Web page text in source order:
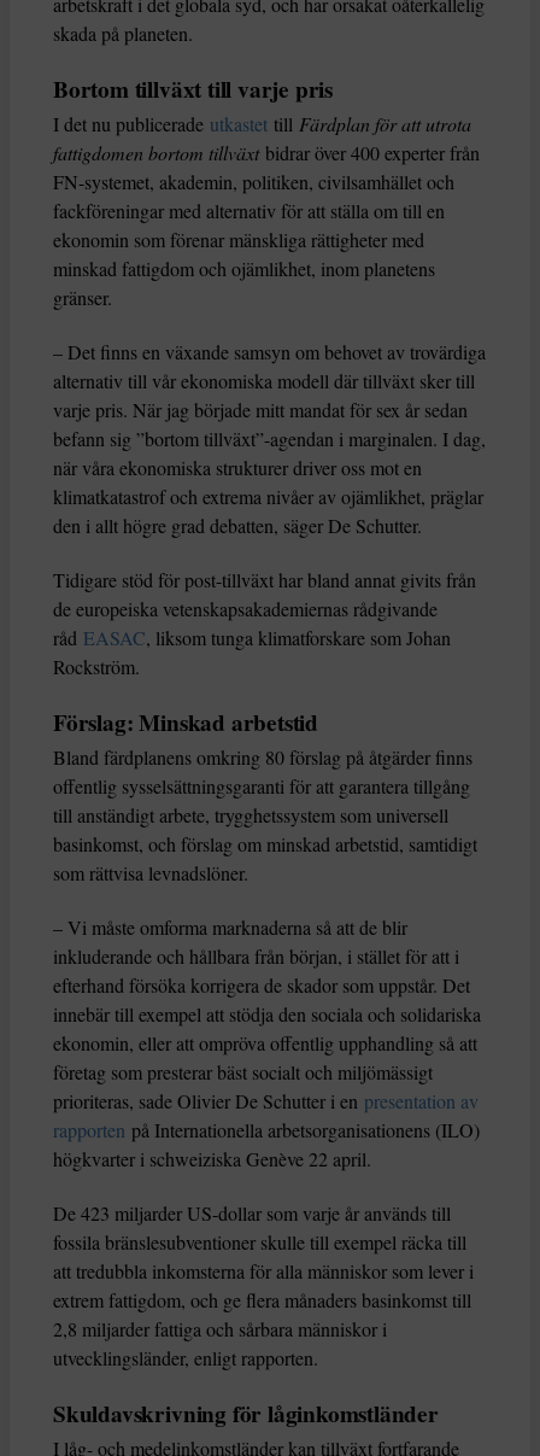
skada på planeten.
Bortom tillväxt till varje pris
I det nu publicerade utkastet till Färdplan för att utrota
fattigdomen bortom tillväxtbidrar över 400 experter från
FN-systemet, akademin, politiken, civilsamhället och
fackföreningar med alternativ för att ställa om till en
ekonomin som förenar mänskliga rättigheter med
minskad fattigdom och ojämlikhet, inom planetens
gränser.
– Det finns en växande samsyn om behovet av trovärdiga
alternativ till vår ekonomiska modell där tillväxt sker till
varje pris. När jag började mitt mandat för sex år sedan
befann sig ”bortom tillväxt”-agendan i marginalen. I dag,
när våra ekonomiska strukturer driver oss mot en
klimatkatastrof och extrema nivåer av ojämlikhet, präglar
den i allt högre grad debatten, säger De Schutter.
Tidigare stöd för post-tillväxt har bland annat givits från
de europeiska vetenskapsakademiernas rådgivande
råd EASAC, liksom tunga klimatforskare som Johan
Rockström.
Förslag: Minskad arbetstid
Bland färdplanens omkring 80 förslag på åtgärder finns
offentlig sysselsättningsgaranti för att garantera tillgång
till anständigt arbete, trygghetssystem som universell
basinkomst, och förslag om minskad arbetstid, samtidigt
som rättvisa levnadslöner.
– Vi måste omforma marknaderna så att de blir
inkluderande och hållbara från början, i stället för att i
efterhand försöka korrigera de skador som uppstår. Det
innebär till exempel att stödja den sociala och solidariska
ekonomin, eller att ompröva offentlig upphandling så att
företag som presterar bäst socialt och miljömässigt
prioriteras, sade Olivier De Schutter i en presentation av
rapporten på Internationella arbetsorganisationens (ILO)
högkvarter i schweiziska Genève 22 april.
De 423 miljarder US-dollar som varje år används till
fossila bränslesubventioner skulle till exempel räcka till
att tredubbla inkomsterna för alla människor som lever i
extrem fattigdom, och ge flera månaders basinkomst till
2,8 miljarder fattiga och sårbara människor i
utvecklingsländer, enligt rapporten.
Skuldavskrivning för låginkomstländer
I låg- och medelinkomstländer kan tillväxt fortfarande